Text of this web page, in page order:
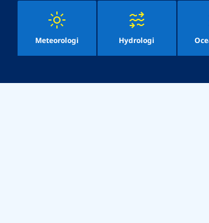
Meteorologi Hydrologi